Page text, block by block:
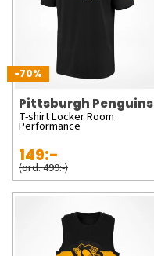
-70%
Pittsburgh Penguins
T-shirt Locker Room
Performance
149:-
(ord. 499:-)